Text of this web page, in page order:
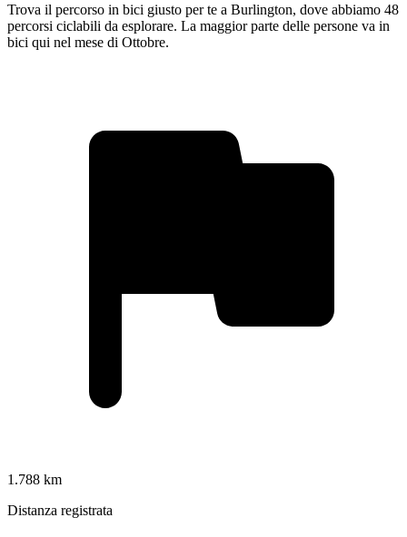
Trova il percorso in bici giusto per te a Burlington, dove abbiamo 48
percorsi ciclabili da esplorare. La maggior parte delle persone va in
bici qui nel mese di Ottobre.
1.788 km
Distanza registrata